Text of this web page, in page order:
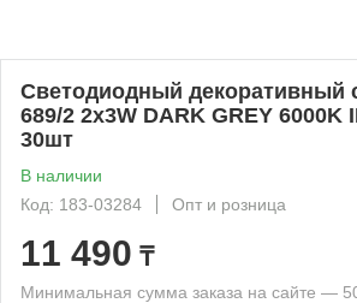
Светодиодный декоративный
689/2 2x3W DARK GREY 6000K
30шт
В наличии
Код: 183-03284
Опт и розница
11 490 ₸
Минимальная сумма заказа на сайте —